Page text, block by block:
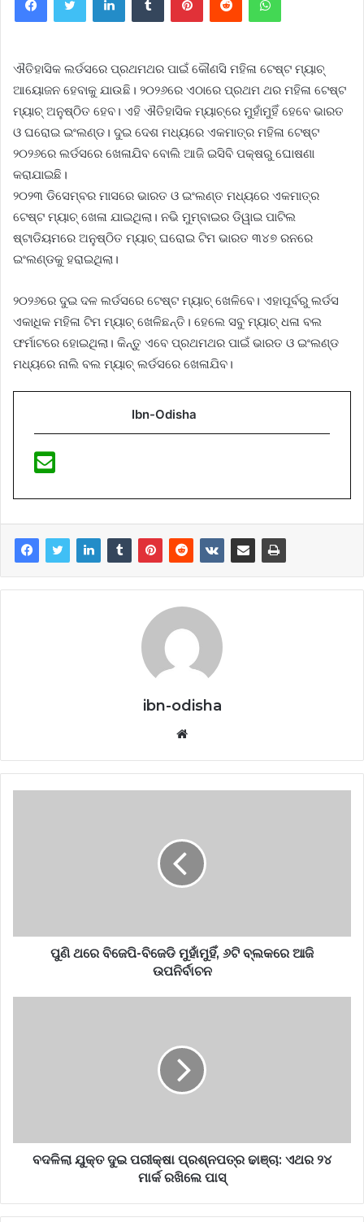
ଐତିହାସିକ ଲର୍ଡସରେ ପ୍ରଥମଥର ପାଇଁ କୌଣସି ମହିଳା ଟେଷ୍ଟ ମ୍ୟାଚ୍
ଆୟୋଜନ ହେବାକୁ ଯାଉଛି। ୨୦୨୬ରେ ଏଠାରେ ପ୍ରଥମ ଥର ମହିଳା ଟେଷ୍ଟ
ମ୍ୟାଚ୍ ଅନୁଷ୍ଠିତ ହେବ। ଏହି ଐତିହାସିକ ମ୍ୟାଚ୍ରେ ମୁହାଁମୁହିଁ ହେବେ ଭାରତ
ଓ ଘରୋଇ ଇଂଲଣ୍ଡ। ଦୁଇ ଦେଶ ମଧ୍ୟରେ ଏକମାତ୍ର ମହିଳା ଟେଷ୍ଟ
୨୦୨୬ରେ ଲର୍ଡସରେ ଖେଳାଯିବ ବୋଲି ଆଜି ଇସିବି ପକ୍ଷରୁ ଘୋଷଣା
କରାଯାଇଛି।
୨୦୨୩ ଡିସେମ୍ବର ମାସରେ ଭାରତ ଓ ଇଂଲଣ୍ତ ମଧ୍ୟରେ ଏକମାତ୍ର
ଟେଷ୍ଟ ମ୍ୟାଚ୍ ଖେଳା ଯାଇଥିଲା। ନଭି ମୁମ୍ବାଇର ଡିୱାଇ ପାଟିଲ
ଷ୍ଟାଡିୟମରେ ଅନୁଷ୍ଠିତ ମ୍ୟାଚ୍ ଘରୋଇ ଟିମ ଭାରତ ୩୪୭ ରନରେ
ଇଂଲଣ୍ଡକୁ ହରାଇଥିଲା।
୨୦୨୬ରେ ଦୁଇ ଦଳ ଲର୍ଡସରେ ଟେଷ୍ଟ ମ୍ୟାଚ୍ ଖେଳିବେ। ଏହାପୂର୍ବରୁ ଲର୍ଡସ
ଏକାଧିକ ମହିଳା ଟିମ ମ୍ୟାଚ୍ ଖେଳିଛନ୍ତି। ହେଲେ ସବୁ ମ୍ୟାଚ୍ ଧଳା ବଲ
ଫର୍ମାଟରେ ହୋଇଥିଲା। କିନ୍ତୁ ଏବେ ପ୍ରଥମଥର ପାଇଁ ଭାରତ ଓ ଇଂଲଣ୍ଡ
ମଧ୍ୟରେ ନାଲି ବଲ ମ୍ୟାଚ୍ ଲର୍ଡସରେ ଖେଳାଯିବ।
Ibn-Odisha
ibn-odisha
Website
ପୁଣି ଥରେ ବିଜେପି-ବିଜେଡି ମୁହାଁମୁହିଁ, ୬ଟି ବ୍ଲକରେ ଆଜି
ଉପନିର୍ବାଚନ
ବଦଳିଲା ଯୁକ୍ତ ଦୁଇ ପରୀକ୍ଷା ପ୍ରଶ୍ନପତ୍ର ଢାଞ୍ଚା: ଏଥର ୨୪
ମାର୍କ ରଖିଲେ ପାସ୍